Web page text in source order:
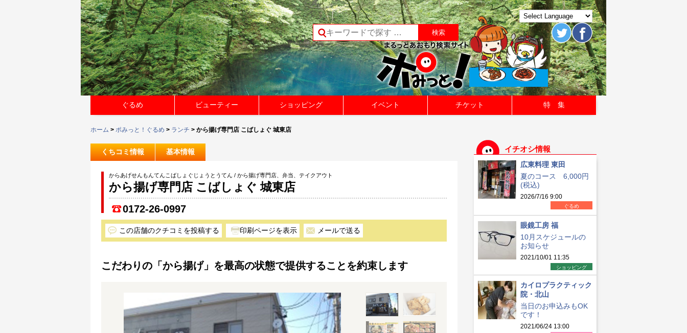
ぐるめ ビューティー ショッピング イベント チケット 特 集
ホーム > ポみっと！ぐるめ > ランチ > から揚げ専門店 こばしょぐ 城東店
くちコミ情報 基本情報
からあげせんもんてんこばしょぐじょうとうてん / から揚げ専門店、弁当、テイクアウト
から揚げ専門店 こばしょぐ 城東店
0172-26-0997
この店舗のクチコミを投稿する メールで送る
こだわりの「から揚げ」を最高の状態で提供することを約束します
イチオシ情報
広東料理 東田
夏のコース 6,000円
(税込)
2026/7/16 9:00
ぐるめ
眼鏡工房 福
10月スケジュールの
お知らせ
2021/10/01 11:35
ショッピング
カイロプラクティック
院・北山
当日のお申込みもOK
です！
2021/06/24 13:00